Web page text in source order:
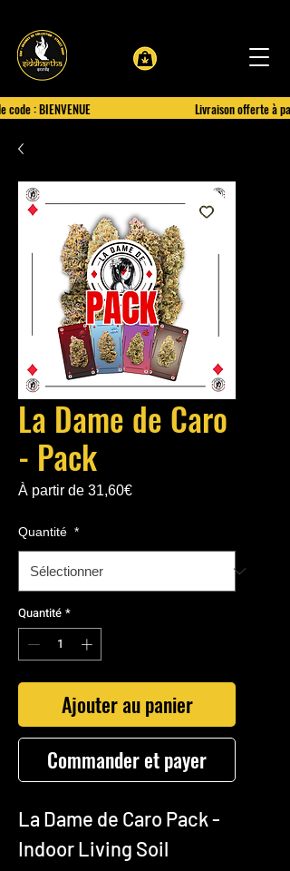
: BIENVENUE Livraison offerte à
La Dame de Caro
- Pack
À partir de 31,60€Prix
Quantité *
Quantité *
Ajouter au panier
Commander et payer
La Dame de Caro Pack -
Indoor Living Soil